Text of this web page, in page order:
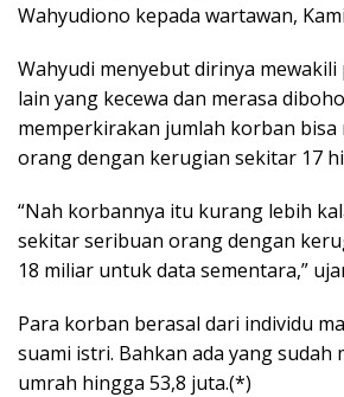
Wahyudiono kepada wartawan,
Wahyudi menyebut dirinya
lain yang kecewa dan merasa
memperkirakan jumlah korban bisa
orang dengan kerugian sekitar 17
“Nah korbannya itu kurang lebih
sekitar seribuan orang dengan
18 miliar untuk data sementara,”
Para korban berasal dari individu
suami istri. Bahkan ada yang sudah
umrah hingga 53,8 juta.(*)